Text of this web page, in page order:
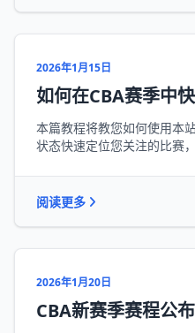
2026年1月15日
如何在CBA赛季中
本篇教程将教您如何使用本
状态快速定位您关注的比赛
阅读更多
2026年1月20日
CBA新赛季赛程公